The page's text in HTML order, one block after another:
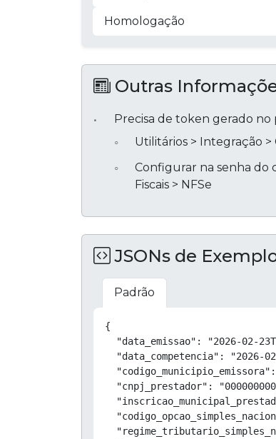
Homologação
Outras
Precisa de token gerado
Utilitários > Integração >
Configurar na senha do
Fiscais > NFSe
JSONs de
Padrão
{
"data_emissao": "2026-02-
"data_competencia": "2026-
"cnpj_prestador":